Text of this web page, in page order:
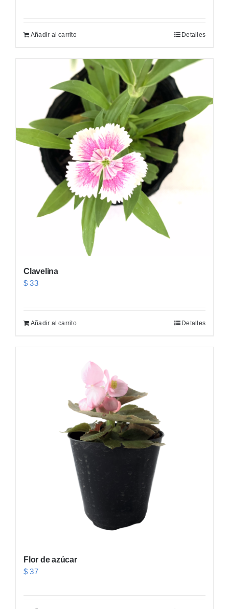
Añadir al carrito Detalles
Clavelina
$ 33
Añadir al carrito Detalles
Flor de azúcar
$ 37